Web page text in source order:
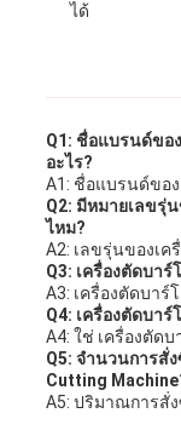
ได้
Q1: ชื่อแบรนด์ขอ
อะไร?
A1: ชื่อแบรนด์ขอ
Q2: มีหมายเลขรุ่
ไหม?
A2: เลขรุ่นของเค
Q3: เครื่องตัดบา
A3: เครื่องตัดบาร์
Q4: เครื่องตัดบาร์
A4: ใช่ เครื่องตัด
Q5: จํานวนการสั่
Cutting
A5: ปริมาณการสั่